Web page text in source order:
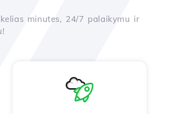
minutes, 24/7 palaikymu ir